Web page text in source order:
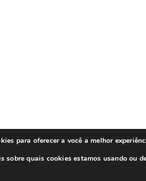
para oferecer a você a melhor
sobre quais cookies estamos usando ou